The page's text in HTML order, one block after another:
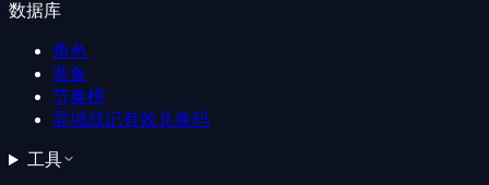
数据库
角色
装备
节奏榜
异域战记有效兑换码
工具